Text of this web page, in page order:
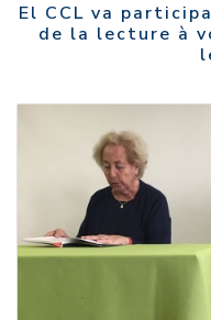
El CCL va
de la lecture à